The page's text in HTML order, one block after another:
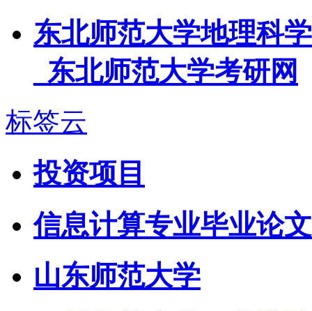
东北师范大学地理科
_东北师范大学考研网
标签云
投资项目
信息计算专业毕业论文
山东师范大学